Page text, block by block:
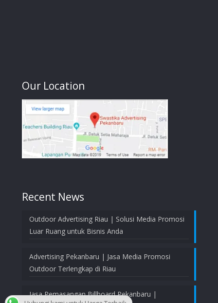
Our Location
Recent News
Outdoor Advertising Riau | Solusi Media Promosi
Luar Ruang untuk Bisnis Anda
Advertising Pekanbaru | Jasa Media Promosi
Outdoor Terlengkap di Riau
Jasa Pemasangan Billboard Pekanbaru |